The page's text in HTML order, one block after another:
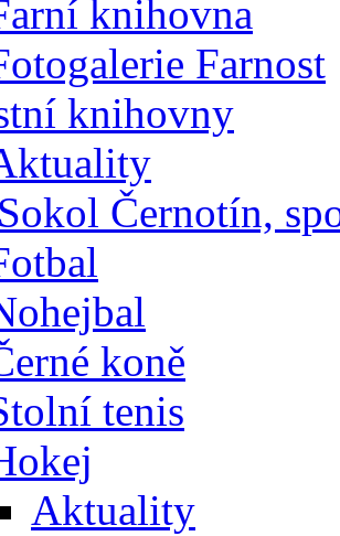
knihovna
Farnost
knihovny
Černotín,
koně
tenis
Aktuality